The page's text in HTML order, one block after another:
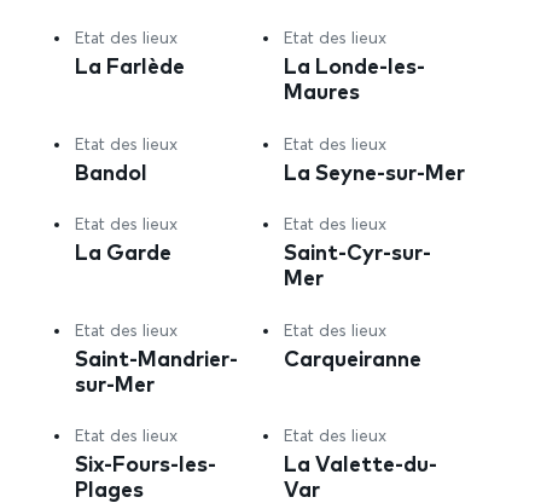
Etat des lieux
La Farlède
Etat des lieux
La Londe-les-
Maures
Etat des lieux
Bandol
Etat des lieux
La Seyne-sur-Mer
Etat des lieux
La Garde
Etat des lieux
Saint-Cyr-sur-
Mer
Etat des lieux
Saint-Mandrier-
sur-Mer
Etat des lieux
Carqueiranne
Etat des lieux
Six-Fours-les-
Plages
Etat des lieux
La Valette-du-
Var